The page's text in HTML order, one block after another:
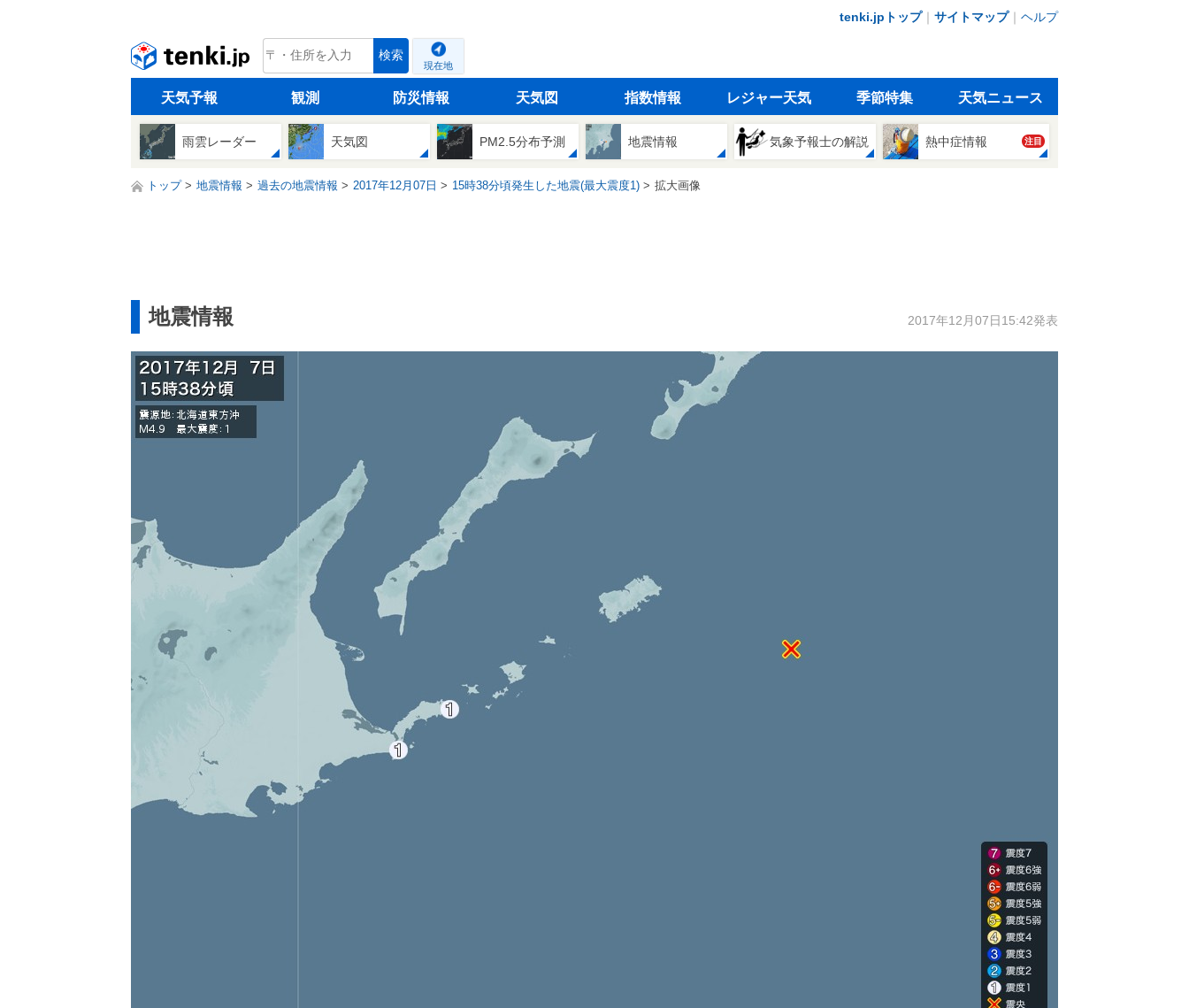
tenki.jpトップ｜ サイトマップ｜ ヘルプ
tenki.jp 検索
現在地
天気予報 観測 防災情報 天気図 指数情報 レジャー天気 季節特集 天気ニュース
雨雲レーダー 天気図 PM2.5分布予測 地震情報 気象予報士の解説 熱中症情報 注目
トップ 地震情報 過去の地震情報 2017年12月07日 15時38分頃発生した地震(最大震度1) 拡大画像
地震情報 2017年12月07日15:42発表